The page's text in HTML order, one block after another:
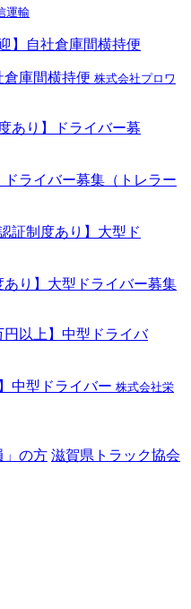
運輸
倉庫間横持便 株式会社プロワ
ドライバー募集（トレラー
あり】大型ドライバー募集
中型ドライバー 株式会社栄
」の方 滋賀県トラック協会